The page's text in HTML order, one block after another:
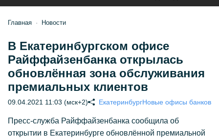
Главная Новости
В Екатеринбургском офисе
Райффайзенбанка открылась
обновлённая зона обслуживания
премиальных клиентов
09.04.2021 11:03 (мск+2) ЕкатеринбургНовые офисы банков
Пресс-служба Райффайзенбанка сообщила об
открытии в Екатеринбурге обновлённой премиальной